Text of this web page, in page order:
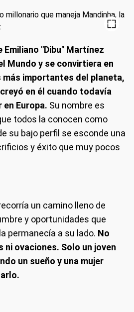
"Dibu" Martínez
Mundo y se convirtiera en
más importantes del planeta,
en él cuando todavía
en Europa. Su nombre es
todos la conocen como
su bajo perfil se esconde una
y éxito que muy pocos
un camino lleno de
y oportunidades que
permanecía a su lado. No
ni ovaciones. Solo un joven
un sueño y una mujer